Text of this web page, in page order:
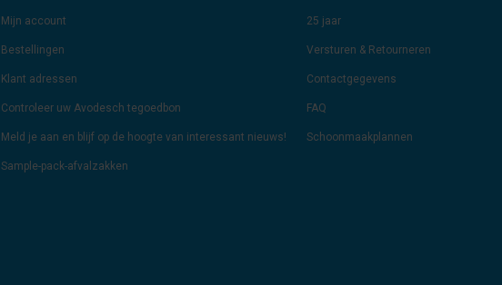
Mijn account
Bestellingen
Klant adressen
Controleer uw Avodesch tegoedbon
Meld je aan en blijf op de hoogte van interessant nieuws!
Sample-pack-afvalzakken
25 jaar
Versturen & Retourneren
Contactgegevens
FAQ
Schoonmaakplannen